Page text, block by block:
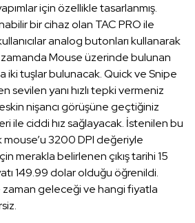
için özellikle tasarlanmış.
bir cihaz olan TAC PRO ile
analog butonları kullanarak
Mouse üzerinde bulunan
iki tuşlar bulunacak. Quick ve Snipe
sevilen yanı hızlı tepki vermeniz
nişancı görüşüne geçtiğiniz
ile ciddi hız sağlayacak. İstenilen bu
mouse’u 3200 DPI değeriyle
merakla belirlenen çıkış tarihi 15
149.99 dolar olduğu öğrenildi.
zaman geleceği ve hangi fiyatla